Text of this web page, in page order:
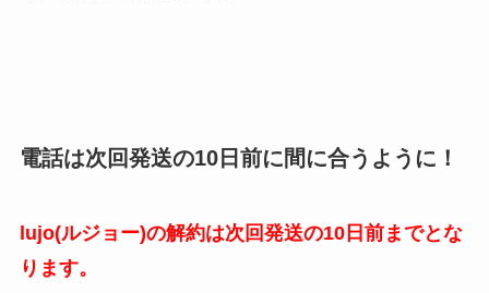
電話は次回発送の10日前に間に合うように！
lujo(ルジョー)の解約は次回発送の10日前までとな
ります。